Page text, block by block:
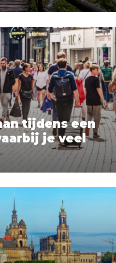
tijdens een
je veel